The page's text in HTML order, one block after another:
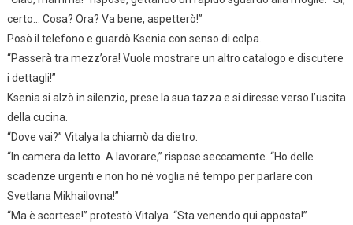
certo… Cosa? Ora? Va bene, aspetterò!”
Posò il telefono e guardò Ksenia con senso di colpa.
“Passerà tra mezz’ora! Vuole mostrare un altro catalogo e discutere
i dettagli!”
Ksenia si alzò in silenzio, prese la sua tazza e si diresse verso l’uscita
della cucina.
“Dove vai?” Vitalya la chiamò da dietro.
“In camera da letto. A lavorare,” rispose seccamente. “Ho delle
scadenze urgenti e non ho né voglia né tempo per parlare con
Svetlana Mikhailovna!”
“Ma è scortese!” protestò Vitalya. “Sta venendo qui apposta!”